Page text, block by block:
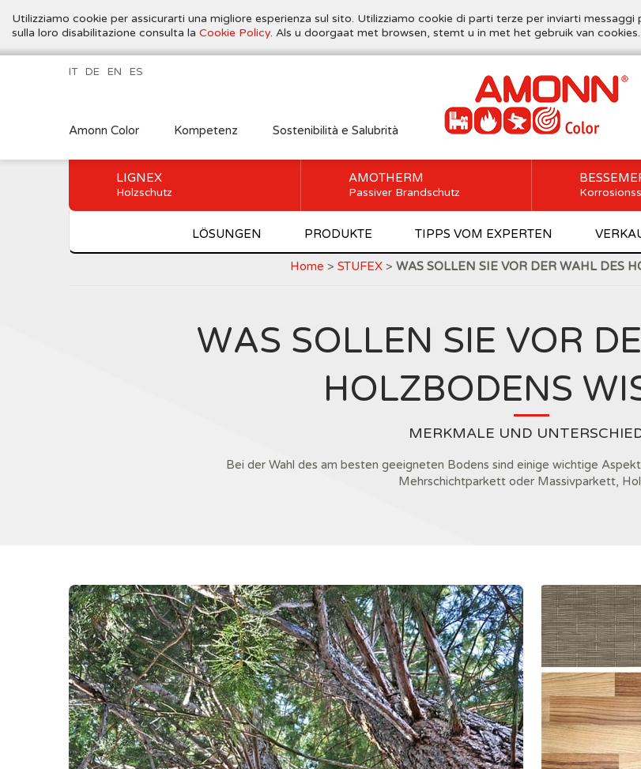
Utilizziamo cookie per assicurarti una migliore esperienza sul sito. Utilizziamo cookie di parti terze per inviarti
sulla loro disabilitazione consulta la Cookie Policy. Als u doorgaat met browsen, stemt u in met het gebruik van cookies.
Amonn Color Kompetenz Sostenibilità e Salubrità
IT DE EN ES
LIGNEX
Holzschutz
AMOTHERM
Passiver Brandschutz
LÖSUNGEN PRODUKTE TIPPS VOM EXPERTEN
Home > STUFEX > WAS SOLLEN SIE VOR DER WAHL DES
WAS SOLLEN SIE VOR
HOLZBODENS
MERKMALE UND
Bei der Wahl des am besten geeigneten Bodens sind einige wichtige
Mehrschichtparkett oder Massivparkett,